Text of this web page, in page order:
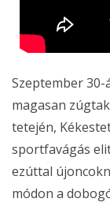
Szeptember
magasan
tetején,
sportfavágás
ezúttal
módon a